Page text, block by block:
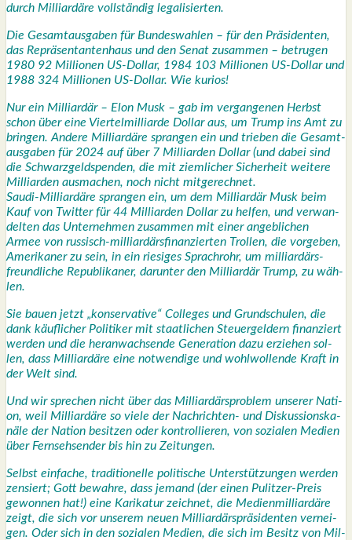
durch Mil­li­ar­dä­re voll­stän­dig lega­li­sier­ten.
Die Gesamt­aus­ga­ben für Bun­des­wah­len – für den Prä­si­den­ten,
das Reprä­sen­tan­ten­haus und den Senat zusam­men – betru­gen
1980 92 Mil­lio­nen US-Dol­lar, 1984 103 Mil­lio­nen US-Dol­lar und
1988 324 Mil­lio­nen US-Dol­lar. Wie kuri­os!
Nur ein Mil­li­ar­där – Elon Musk – gab im ver­gan­ge­nen Herbst
schon über eine Vier­tel­mil­li­ar­de Dol­lar aus, um Trump ins Amt zu
brin­gen. Ande­re Mil­li­ar­dä­re spran­gen ein und trie­ben die Gesamt­
aus­ga­ben für 2024 auf über 7 Mil­li­ar­den Dol­lar (und dabei sind
die Schwarz­geld­spen­den, die mit ziem­li­cher Sicher­heit wei­te­re
Mil­li­ar­den aus­ma­chen, noch nicht mit­ge­rech­net.
Sau­di-Mil­li­ar­dä­re spran­gen ein, um dem Mil­li­ar­där Musk beim
Kauf von Twit­ter für 44 Mil­li­ar­den Dol­lar zu hel­fen, und ver­wan­
del­ten das Unter­neh­men zusam­men mit einer angeb­li­chen
Armee von rus­sisch-mil­li­ar­därs­fi­nan­zier­ten Trol­len, die vor­ge­ben,
Ame­ri­ka­ner zu sein, in ein rie­si­ges Sprach­rohr, um mil­li­ar­därs­
freund­li­che Repu­bli­ka­ner, dar­un­ter den Mil­li­ar­där Trump, zu wäh­
len.
Sie bau­en jetzt „kon­ser­va­ti­ve“ Col­leges und Grund­schu­len, die
dank käuf­li­cher Poli­ti­ker mit staat­li­chen Steu­er­gel­dern finan­ziert
wer­den und die her­an­wach­sen­de Gene­ra­ti­on dazu erzie­hen sol­
len, dass Mil­li­ar­dä­re eine not­wen­di­ge und wohl­wol­len­de Kraft in
der Welt sind.
Und wir spre­chen nicht über das Mil­li­ar­därs­pro­blem unse­rer Nati­
on, weil Mil­li­ar­dä­re so vie­le der Nach­rich­ten- und Dis­kus­si­ons­ka­
nä­le der Nati­on besit­zen oder kon­trol­lie­ren, von sozia­len Medi­en
über Fern­seh­sen­der bis hin zu Zei­tun­gen.
Selbst ein­fa­che, tra­di­tio­nel­le poli­ti­sche Unter­stüt­zun­gen wer­den
zen­siert; Gott bewah­re, dass jemand (der einen Pulit­zer-Preis
gewon­nen hat!) eine Kari­ka­tur zeich­net, die Medi­en­mil­li­ar­dä­re
zeigt, die sich vor unse­rem neu­en Mil­li­ar­därs­prä­si­den­ten ver­nei­
gen. Oder sich in den sozia­len Medi­en, die sich im Besitz von Mil­